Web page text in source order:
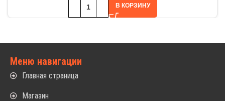
В КОРЗИНУ
Меню навигации
Главная страница
Магазин